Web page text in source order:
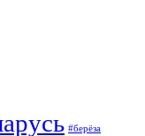
#берёза